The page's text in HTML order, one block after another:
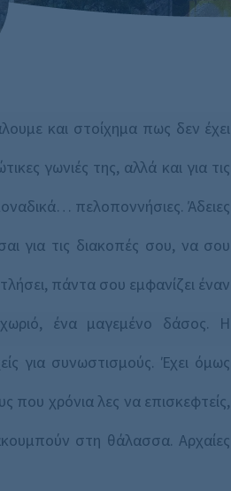
και στοίχημα πως δεν έχει
γωνιές της, αλλά και για τις
πελοποννήσιες. Άδειες
για τις διακοπές σου, να σου
πάντα σου εμφανίζει έναν
ένα μαγεμένο δάσος. Η
για συνωστισμούς. Έχει όμως
που χρόνια λες να επισκεφτείς,
στη θάλασσα. Αρχαίες